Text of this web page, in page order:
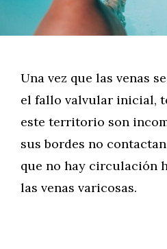
Una vez que las venas
el fallo valvular inicial,
este territorio son
sus bordes no
que no hay circulación
las venas varicosas.